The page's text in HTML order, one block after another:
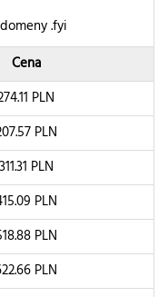
.fyi
Cena
PLN
PLN
311.31 PLN
PLN
PLN
PLN